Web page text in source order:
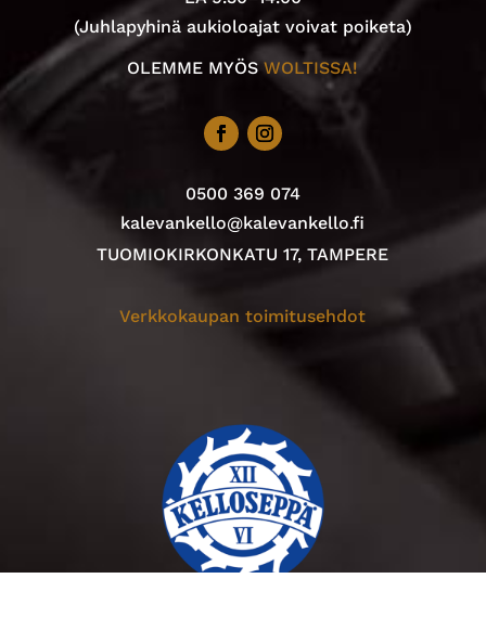
(Juhlapyhinä aukioloajat voivat poiketa)
OLEMME MYÖSWOLTISSA!
0500 369 074
kalevankello@kalevankello.fi
TUOMIOKIRKONKATU 17, TAMPERE
Verkkokaupan toimitusehdot